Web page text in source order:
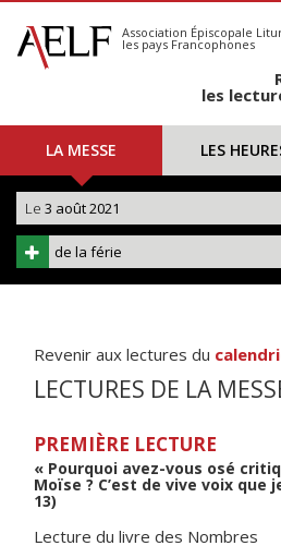
S'abonner
Calendrier
Association Épiscopale
les pays Francophones
les
LA MESSE LES
Le 3 août 2021
de la férie
Revenir aux lectures du
LECTURES DE LA
PREMIÈRE LECTURE
« Pourquoi avez-vous osé
Moïse ? C’est de vive voix que
13)
Lecture du livre des Nombres